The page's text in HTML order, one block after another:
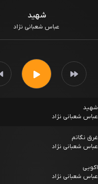
شهید
عباس شعبانی نژاد
شهید
عباس شعبانی نژاد
غرق نگاتم
عباس شعبانی نژاد
اکویی
عباس شعبانی نژاد